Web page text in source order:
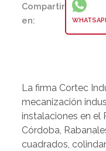
Compartir
en:
La firma Cortec
mecanización
instalaciones en el
Córdoba,
cuadrados,